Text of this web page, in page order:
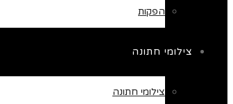
הפקות
צילומי חתונה
צילומי חתונה